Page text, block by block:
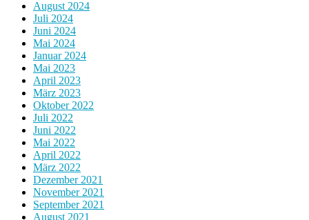
August 2024
Juli 2024
Juni 2024
Mai 2024
Januar 2024
Mai 2023
April 2023
März 2023
Oktober 2022
Juli 2022
Juni 2022
Mai 2022
April 2022
März 2022
Dezember 2021
November 2021
September 2021
August 2021